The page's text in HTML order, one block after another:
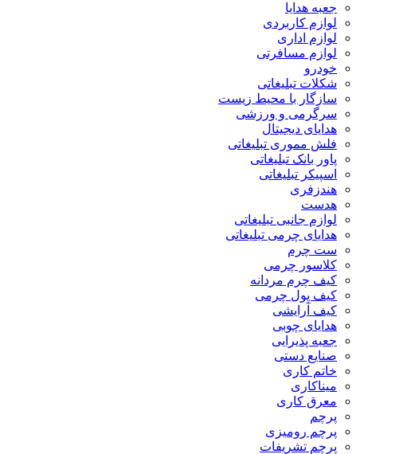
جعبه هدایا
لوازم کاربردی
لوازم اداری
لوازم مسافرتی
خودرو
شکلات تبلیغاتی
سازگار با محیط زیست
سرگرمی و ورزشی
هدایای دیجیتال
فلش مموری تبلیغاتی
پاور بانک تبلیغاتی
اسپیکر تبلیغاتی
هندزفری
هدست
لوازم جانبی تبلیغاتی
هدایای چرمی تبلیغاتی
ست چرم
کلاسور چرمی
کیف چرم مردانه
کیف پول چرمی
کیف آرایشی
هدایای چوبی
جعبه پذیرایی
صنایع دستی
خاتم کاری
میناکاری
معرق کاری
پرچم
پرچم رومیزی
پرچم تشریفات